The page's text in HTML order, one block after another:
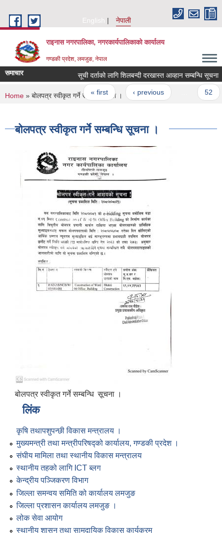
English
नेपाली
राइनास नगरपालिका, नगरकार्यपालिकाको कार्यालय
गण्डकी प्रदेश, लमजुङ, नेपाल
समाचार सूची दर्ताको लागि शिलबन्दी दरखास्त आव्हान सम्बन्धि सूचना
Pages
« first ‹ previous 52
You are here
Home » बोलपत्र स्वीकृत गर्ने सम्बन्धि सूचना ।
बोलपत्र स्वीकृत गर्ने सम्बन्धि सूचना ।
बोलपत्र स्वीकृत गर्ने सम्बन्धि सूचना ।
लिंक
कृषि तथापशुपन्छी विकास मन्त्रालय ।
मुख्यमन्त्री तथा मन्त्रीपरिषद्को कार्यालय, गण्डकी प्रदेश ।
संघीय मामिला तथा स्थानीय विकास मन्त्रालय
स्थानीय तहको लागि ICT ब्लग
केन्द्रीय पञ्जिकरण विभाग
जिल्ला समन्वय समिति को कार्यालय लमजुङ
जिल्ला प्रशासन कार्यालय लमजुङ ।
लोक सेवा आयोग
स्थानीय शासन तथा सामुदायिक विकास कार्यक्रम